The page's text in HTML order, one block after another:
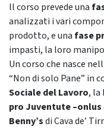
ll corso prevede una
analizzati i vari
prodotto, e unafase
impasti, la loro
Un corso che nasce
“Non di solo Pane” in
Sociale del Lavoro, la
pro Juventute –onlus
Benny’sdi Cava de’